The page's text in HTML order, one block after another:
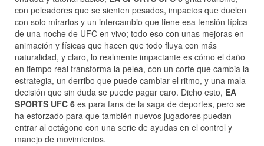
con peleadores que se sienten pesados, impactos que duelen
con solo mirarlos y un intercambio que tiene esa tensión típica
de una noche de UFC en vivo; todo eso con unas mejoras en
animación y físicas que hacen que todo fluya con más
naturalidad, y claro, lo realmente impactante es cómo el daño
en tiempo real transforma la pelea, con un corte que cambia la
estrategia, un derribo que puede cambiar el ritmo, y una mala
decisión que sin duda se puede pagar caro. Dicho esto, EA
SPORTS UFC 6 es para fans de la saga de deportes, pero se
ha esforzado para que también nuevos jugadores puedan
entrar al octágono con una serie de ayudas en el control y
manejo de movimientos.